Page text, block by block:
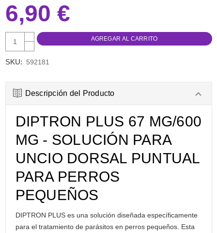
6,90 €
AUMENTAR
CANTIDAD:
DISMINUIR
SKU: 592181
Descripción del Producto
DIPTRON PLUS 67 MG/600
MG - SOLUCIÓN PARA
UNCIO DORSAL PUNTUAL
PARA PERROS
PEQUEÑOS
DIPTRON PLUS es una solución diseñada específicamente
para el tratamiento de parásitos en perros pequeños. Esta